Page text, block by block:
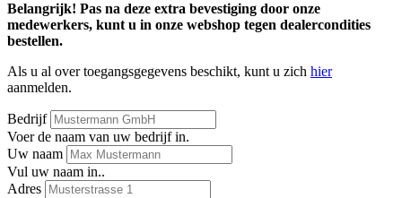
Belangrijk! Pas na deze extra bevestiging door onze
medewerkers, kunt u in onze webshop tegen dealercondities
bestellen.
Als u al over toegangsgegevens beschikt, kunt u zich hier
aanmelden.
Bedrijf
Voer de naam van uw bedrijf in.
Uw naam
Vul uw naam in..
Adres